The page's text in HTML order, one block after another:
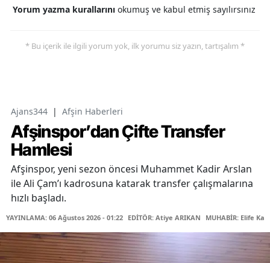
Yorum yazma kurallarını okumuş ve kabul etmiş sayılırsınız
* Bu içerik ile ilgili yorum yok, ilk yorumu siz yazın, tartışalım *
Ajans344 | Afşin Haberleri
Afşinspor’dan Çifte Transfer
Hamlesi
Afşinspor, yeni sezon öncesi Muhammet Kadir Arslan
ile Ali Çam’ı kadrosuna katarak transfer çalışmalarına
hızlı başladı.
YAYINLAMA: 06 Ağustos 2026 - 01:22 EDİTÖR: Atiye ARIKAN MUHABİR: Elife